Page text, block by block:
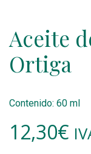
Aceite
Ortiga
Contenido: 60 ml
12,30€